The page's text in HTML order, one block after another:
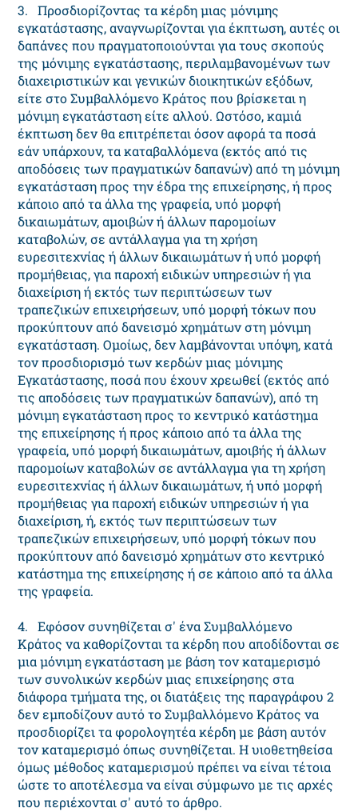
3. Προσδιορίζοντας τα κέρδη μιας μόνιμης
εγκατάστασης, αναγνωρίζονται για έκπτωση, αυτές οι
δαπάνες που πραγματοποιούνται για τους σκοπούς
της μόνιμης εγκατάστασης, περιλαμβανομένων των
διαχειριστικών και γενικών διοικητικών εξόδων,
είτε στο Συμβαλλόμενο Κράτος που βρίσκεται η
μόνιμη εγκατάσταση είτε αλλού. Ωστόσο, καμιά
έκπτωση δεν θα επιτρέπεται όσον αφορά τα ποσά
εάν υπάρχουν, τα καταβαλλόμενα (εκτός από τις
αποδόσεις των πραγματικών δαπανών) από τη μόνιμη
εγκατάσταση προς την έδρα της επιχείρησης, ή προς
κάποιο από τα άλλα της γραφεία, υπό μορφή
δικαιωμάτων, αμοιβών ή άλλων παρομοίων
καταβολών, σε αντάλλαγμα για τη χρήση
ευρεσιτεχνίας ή άλλων δικαιωμάτων ή υπό μορφή
προμήθειας, για παροχή ειδικών υπηρεσιών ή για
διαχείριση ή εκτός των περιπτώσεων των
τραπεζικών επιχειρήσεων, υπό μορφή τόκων που
προκύπτουν από δανεισμό χρημάτων στη μόνιμη
εγκατάσταση. Ομοίως, δεν λαμβάνονται υπόψη, κατά
τον προσδιορισμό των κερδών μιας μόνιμης
Εγκατάστασης, ποσά που έχουν χρεωθεί (εκτός από
τις αποδόσεις των πραγματικών δαπανών), από τη
μόνιμη εγκατάσταση προς το κεντρικό κατάστημα
της επιχείρησης ή προς κάποιο από τα άλλα της
γραφεία, υπό μορφή δικαιωμάτων, αμοιβής ή άλλων
παρομοίων καταβολών σε αντάλλαγμα για τη χρήση
ευρεσιτεχνίας ή άλλων δικαιωμάτων, ή υπό μορφή
προμήθειας για παροχή ειδικών υπηρεσιών ή για
διαχείριση, ή, εκτός των περιπτώσεων των
τραπεζικών επιχειρήσεων, υπό μορφή τόκων που
προκύπτουν από δανεισμό χρημάτων στο κεντρικό
κατάστημα της επιχείρησης ή σε κάποιο από τα άλλα
της γραφεία.
4. Εφόσον συνηθίζεται σ' ένα Συμβαλλόμενο
Κράτος να καθορίζονται τα κέρδη που αποδίδονται σε
μια μόνιμη εγκατάσταση με βάση τον καταμερισμό
των συνολικών κερδών μιας επιχείρησης στα
διάφορα τμήματα της, οι διατάξεις της παραγράφου 2
δεν εμποδίζουν αυτό το Συμβαλλόμενο Κράτος να
προσδιορίζει τα φορολογητέα κέρδη με βάση αυτόν
τον καταμερισμό όπως συνηθίζεται. Η υιοθετηθείσα
όμως μέθοδος καταμερισμού πρέπει να είναι τέτοια
ώστε το αποτέλεσμα να είναι σύμφωνο με τις αρχές
που περιέχονται σ' αυτό το άρθρο.